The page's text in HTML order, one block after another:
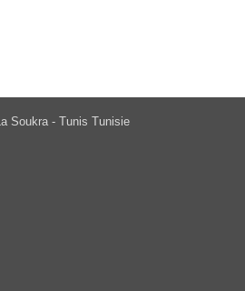
Soukra - Tunis Tunisie